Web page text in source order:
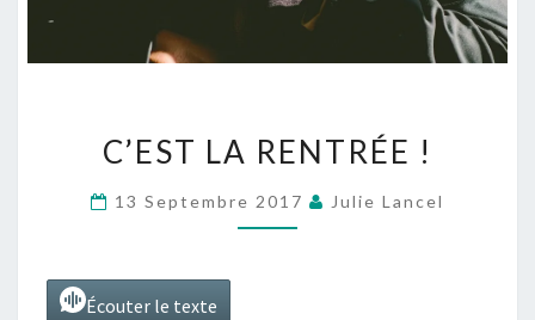
LA
RENTRÉE
!
C’EST LA RENTRÉE !
13 Septembre 2017 Julie Lancel
Écouter le texte